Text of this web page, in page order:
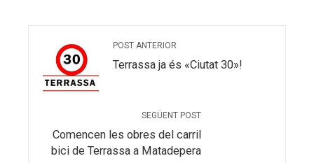
POST ANTERIOR
Terrassa ja és «Ciutat 30»!
SEGÜENT POST
Comencen les obres del carril
bici de Terrassa a Matadepera